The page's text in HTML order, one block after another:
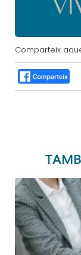
Comparteix